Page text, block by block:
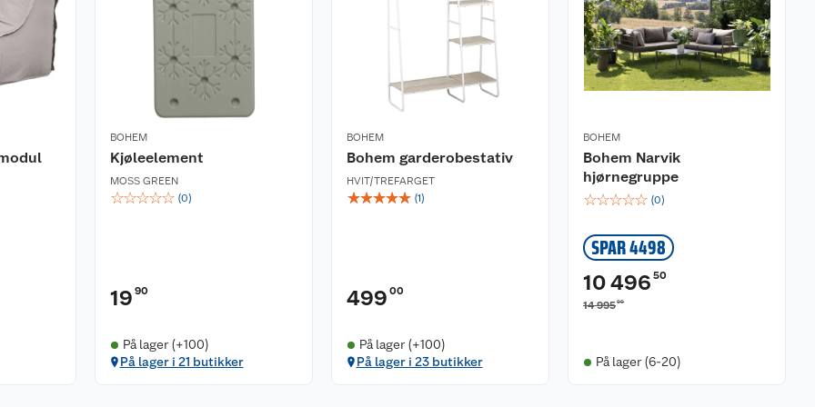
pulverlakkert
og UV beskyttet
BOHEM
Kjøleelement
MOSS GREEN
☆☆☆☆☆ (0)
19 90
På lager (+100)
På lager i 21 butikker
BOHEM
Bohem garderobestativ
HVIT/TREFARGET
☆☆☆☆☆ (1)
499 00
På lager (+100)
På lager i 23 butikker
BOHEM
Bohem Narvik
hjørnegruppe
☆☆☆☆☆ (0)
SPAR 4498
10 496 50
14 99500
På lager (6-20)